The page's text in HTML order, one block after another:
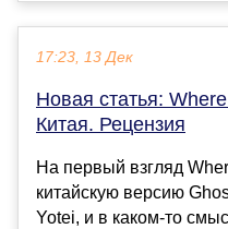
17:23, 13 Дек
Новая статья:
Китая. Рецензия
На первый взгляд
китайскую версию
Yotei, и в каком-то